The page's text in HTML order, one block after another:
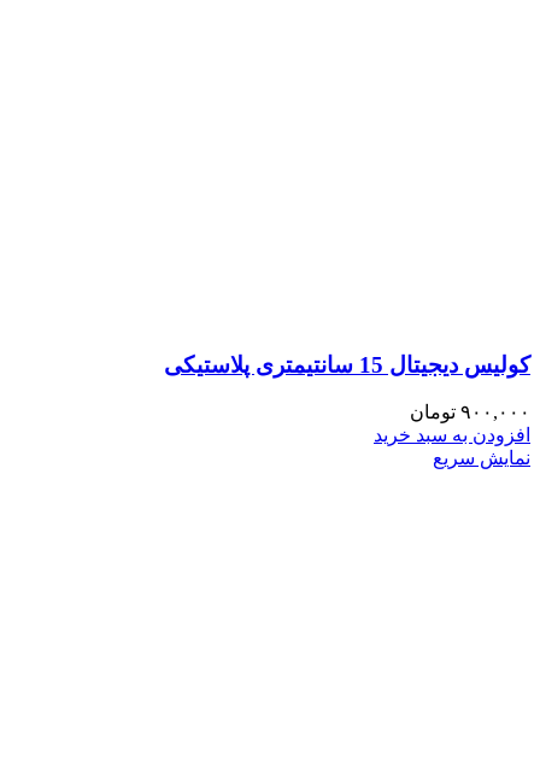
کولیس دیجیتال 15 سانتیمتری پلاستیکی
۹۰۰,۰۰۰ تومان
افزودن به سبد خرید
نمایش سریع